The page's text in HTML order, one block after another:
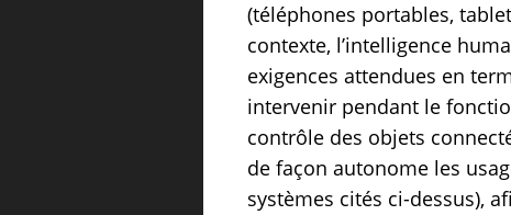
(téléphones portables,
contexte, l’intelligence
exigences attendues en
intervenir pendant le
contrôle des objets
de façon autonome les
systèmes cités ci-dessus),